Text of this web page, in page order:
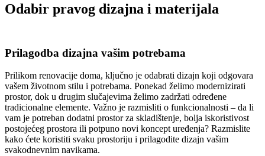
Odabir pravog dizajna i materijala
Prilagodba dizajna vašim potrebama
Prilikom renovacije doma, ključno je odabrati dizajn koji odgovara
vašem životnom stilu i potrebama. Ponekad želimo modernizirati
prostor, dok u drugim slučajevima želimo zadržati određene
tradicionalne elemente. Važno je razmisliti o funkcionalnosti – da li
vam je potreban dodatni prostor za skladištenje, bolja iskoristivost
postojećeg prostora ili potpuno novi koncept uređenja? Razmislite
kako ćete koristiti svaku prostoriju i prilagodite dizajn vašim
svakodnevnim navikama.